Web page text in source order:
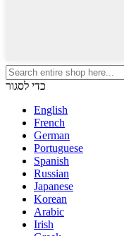
כדי לסגור
English
French
German
Portuguese
Spanish
Russian
Japanese
Korean
Arabic
Irish